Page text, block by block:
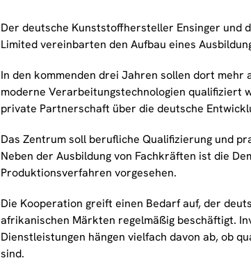
Der deutsche Kunststoffhersteller Ensinger und
Limited vereinbarten den Aufbau eines
In den kommenden drei Jahren sollen dort mehr
moderne Verarbeitungstechnologien qualifiziert
private Partnerschaft über die deutsche
Das Zentrum soll berufliche Qualifizierung und
Neben der Ausbildung von Fachkräften ist die
Produktionsverfahren vorgesehen.
Die Kooperation greift einen Bedarf auf, der
afrikanischen Märkten regelmäßig beschäftigt.
Dienstleistungen hängen vielfach davon ab, ob
sind.